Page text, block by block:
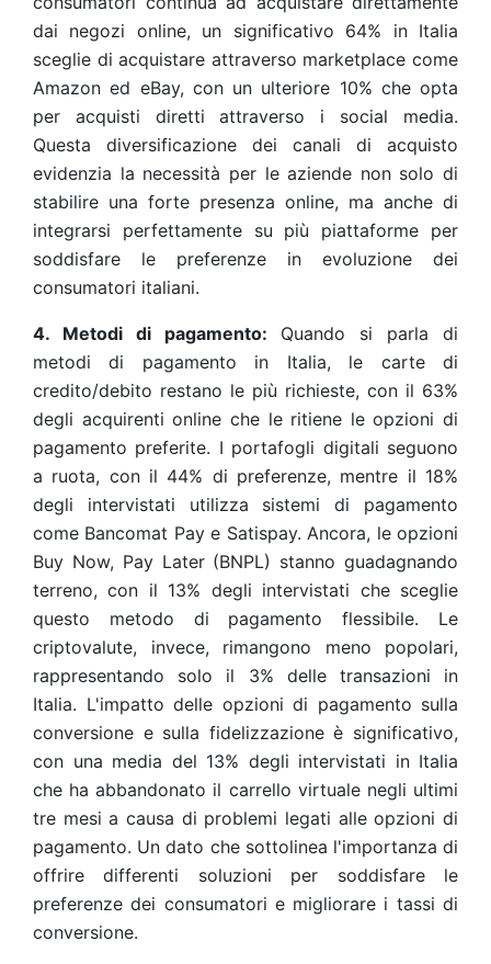
dai negozi online, un significativo 64% in Italia
sceglie di acquistare attraverso marketplace come
Amazon ed eBay, con un ulteriore 10% che opta
per acquisti diretti attraverso i social media.
Questa diversificazione dei canali di acquisto
evidenzia la necessità per le aziende non solo di
stabilire una forte presenza online, ma anche di
integrarsi perfettamente su più piattaforme per
soddisfare le preferenze in evoluzione dei
consumatori italiani.
4. Metodi di pagamento: Quando si parla di
metodi di pagamento in Italia, le carte di
credito/debito restano le più richieste, con il 63%
degli acquirenti online che le ritiene le opzioni di
pagamento preferite. I portafogli digitali seguono
a ruota, con il 44% di preferenze, mentre il 18%
degli intervistati utilizza sistemi di pagamento
come Bancomat Pay e Satispay. Ancora, le opzioni
Buy Now, Pay Later (BNPL) stanno guadagnando
terreno, con il 13% degli intervistati che sceglie
questo metodo di pagamento flessibile. Le
criptovalute, invece, rimangono meno popolari,
rappresentando solo il 3% delle transazioni in
Italia. L'impatto delle opzioni di pagamento sulla
conversione e sulla fidelizzazione è significativo,
con una media del 13% degli intervistati in Italia
che ha abbandonato il carrello virtuale negli ultimi
tre mesi a causa di problemi legati alle opzioni di
pagamento. Un dato che sottolinea l'importanza di
offrire differenti soluzioni per soddisfare le
preferenze dei consumatori e migliorare i tassi di
conversione.